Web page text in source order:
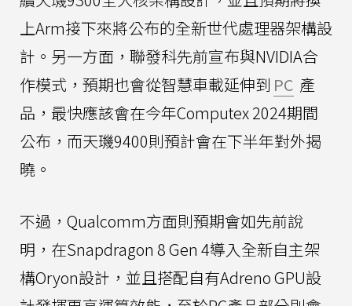
上Arm接下來將公布的全新世代處理器架構設
計。另一方面，聯發科先前宣布與NVIDIA合
作模式，預期也會從智慧車載延伸到 PC 產
品，最快應該會在今年Computex 2024期間
公布，而天璣9400則預計會在下半年對外揭
曉。
不過，Qualcomm方面則預期會如先前說
明，在Snapdragon 8 Gen 4導入全新自主架
構Oryon設計，並且搭配自有Adreno GPU設